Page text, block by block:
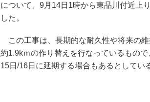
について、9月14日1時から東品川付近上
した。
この工事は、長期的な耐久性や将来の
約1.9kｍの作り替えを行なっているもの
15日/16日に延期する場合もあるとしてい